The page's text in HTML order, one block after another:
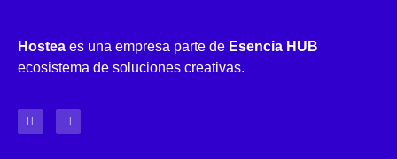
Hostea es una empresa parte de Esencia HUB
ecosistema de soluciones creativas.